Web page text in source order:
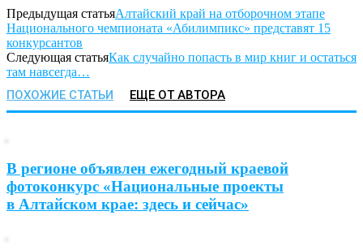
Предыдущая статьяАлтайский край на отборочном этапе
Национального чемпионата «Абилимпикс» представят 15
конкурсантов
Следующая статьяКак случайно попасть в мир книг и остаться
там навсегда…
ПОХОЖИЕ СТАТЬИ ЕЩЕ ОТ АВТОРА
В регионе объявлен ежегодный краевой
фотоконкурс «Национальные проекты
в Алтайском крае: здесь и сейчас»